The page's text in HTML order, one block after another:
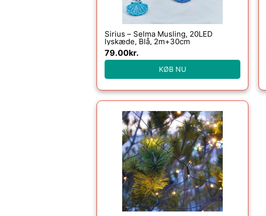
Sirius – Selma Musling, 20LED
lyskæde, Blå, 2m+30cm
79.00kr.
KØB NU